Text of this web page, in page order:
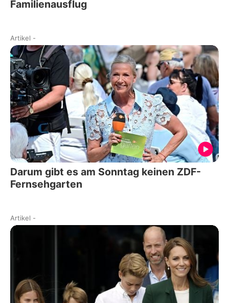
Familienausflug
Artikel -
Darum gibt es am Sonntag keinen ZDF-
Fernsehgarten
Artikel -